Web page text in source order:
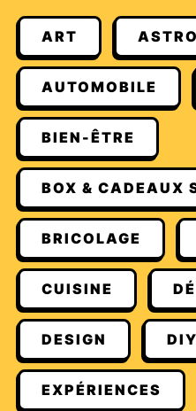
ART
AUTOMOBILE
BIEN-ÊTRE
BOX & CADEAUX
BRICOLAGE
CUISINE
DESIGN
EXPÉRIENCES